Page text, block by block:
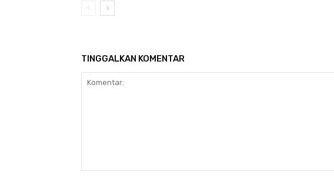
TINGGALKAN KOMENTAR